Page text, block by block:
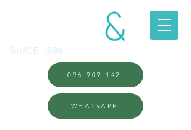
SINCE 1986
096 909 142
WHATSAPP